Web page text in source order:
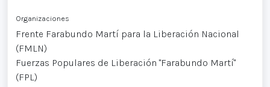
Organizaciones
Frente Farabundo Martí para la Liberación Nacional
(FMLN)
Fuerzas Populares de Liberación "Farabundo Martí"
(FPL)